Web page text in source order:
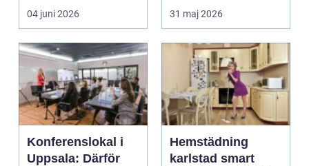
både kunskap och
ansv...
04 juni 2026
omorganisation,
sjukskrivning eller k...
31 maj 2026
Konferenslokal i
Uppsala: Därför
Hemstädning
karlstad smart